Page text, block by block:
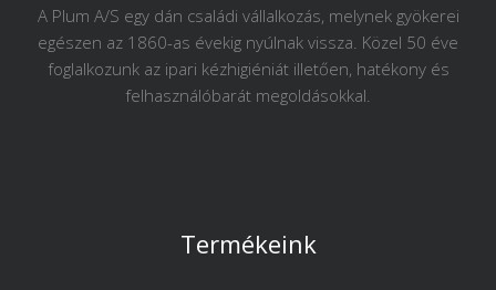
A Plum A/S egy dán családi vállalkozás, melynek gyökerei
egészen az 1860-as évekig nyúlnak vissza. Közel 50 éve
foglalkozunk az ipari kézhigiéniát illetően, hatékony és
felhasználóbarát megoldásokkal.
Termékeink